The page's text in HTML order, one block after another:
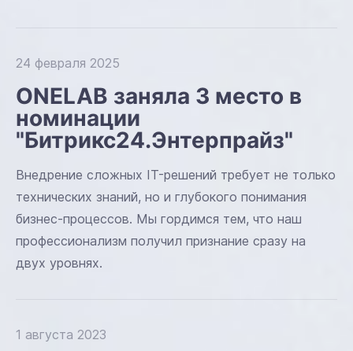
24 февраля 2025
ONELAB заняла 3 место в
номинации
"Битрикс24.Энтерпрайз"
Внедрение сложных IT-решений требует не только
технических знаний, но и глубокого понимания
бизнес-процессов. Мы гордимся тем, что наш
профессионализм получил признание сразу на
двух уровнях.
1 августа 2023